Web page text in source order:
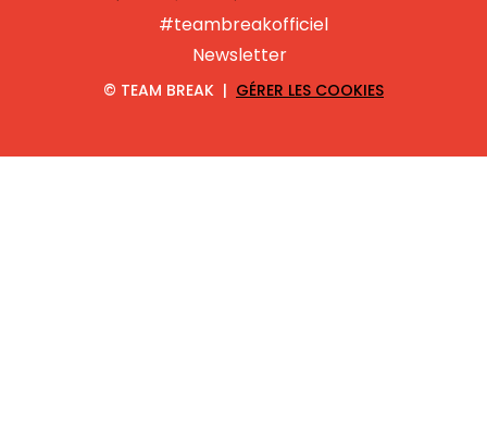
#teambreakofficiel
Newsletter
© TEAM BREAK | GÉRER LES COOKIES